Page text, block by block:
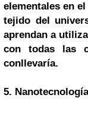
elementales en
tejido del
aprendan a
con todas las
conllevaría.
5. Nanotecnología